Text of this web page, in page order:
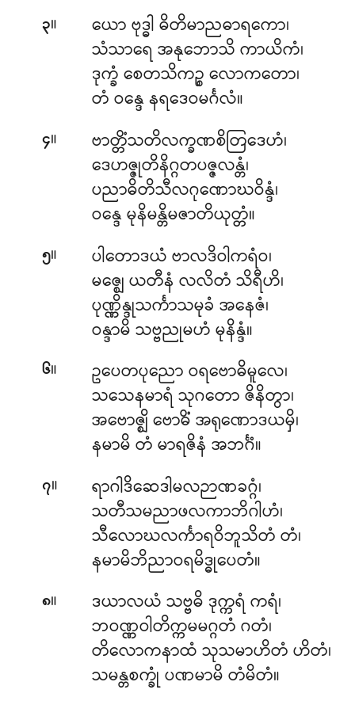
၃။
ယော ဗုဒ္ဓါ ဓိတိမာညဓာရကော၊
သံသာရေ အနုဘောသိ ကာယိကံ၊
ဒုက္ခံ စေတသိကဉ္စ လောကတော၊
တံ ဝန္ဒေ နရဒေဝမင်္ဂလံ။
၄။
ဗာတ္တိံသတိလက္ခဏစိတြဒေဟံ၊
ဒေဟဇ္ဇုတိနိဂ္ဂတပဇ္ဇလန္တံ၊
ပညာဓိတိသီလဂုဏောဃဝိန္ဒံ၊
ဝန္ဒေ မုနိမန္တိမဇာတိယုတ္တံ။
၅။
ပါတောဒယံ ဗာလဒိဝါကရံဝ၊
မဇ္ဈေ ယတီနံ လလိတံ သိရီဟိ၊
ပုဏ္ဏိန္ဒုသင်္ကာသမုခံ အနေဇံ၊
ဝန္ဒာမိ သဗ္ဗညုမဟံ မုနိန္ဒံ။
၆။ ဥပေတပုညောဝရဗောဓိမူလေ၊
သသေနမာရံ သုဂတော ဇိနိတွာ၊
အဗောဇ္ဈိ ဗောဓိံ အရုဏောဒယမှိ၊
နမာမိ တံ မာရဇိနံ အဘင်္ဂံ။
၇။
ရာဂါဒိဆေဒါမလဉာဏခဂ္ဂံ၊
သတီသမညာဖလကာဘိဂါဟံ၊
သီလောဃလင်္ကာရဝိဘူသိတံ တံ၊
နမာမိဘိညာဝရမိဒ္ဓုပေတံ။
၈။
ဒယာလယံ သဗ္ဗဓိ ဒုက္ကရံ ကရံ၊
ဘဝဏ္ဏဝါတိက္ကမမဂ္ဂတံ ဂတံ၊
တိလောကနာထံ သုသမာဟိတံ ဟိတံ၊
သမန္တစက္ခုံ ပဏမာမိ တံမိတံ။